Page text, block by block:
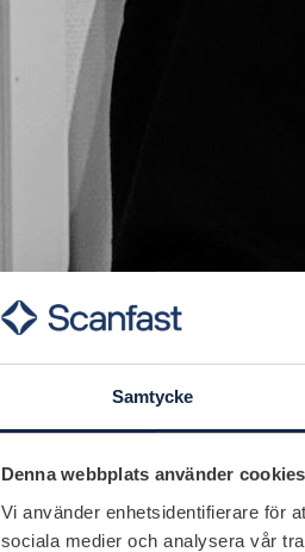
Samtycke
Denna webbplats använder cookies
Vi använder enhetsidentifierare för
sociala medier och analysera vår